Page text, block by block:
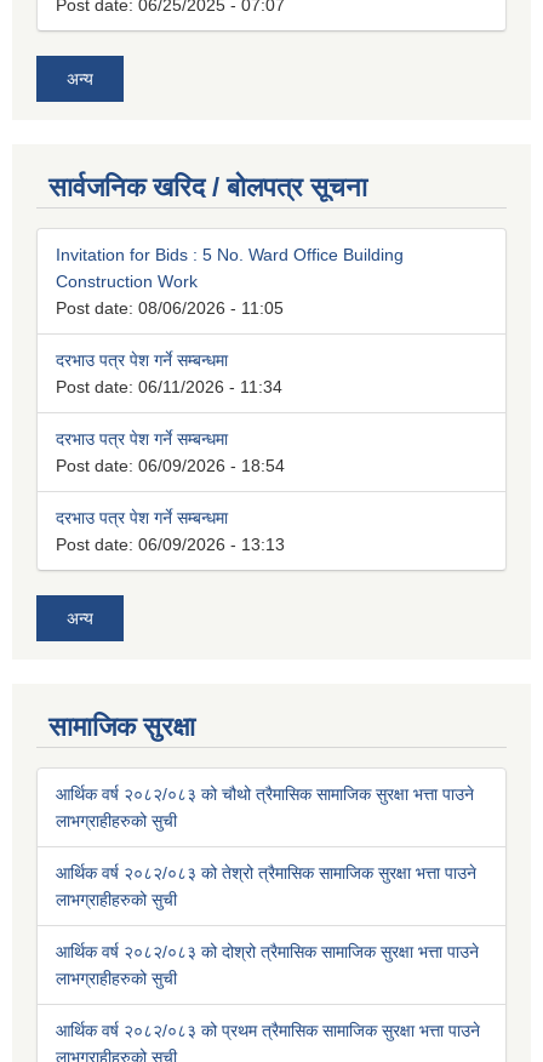
Post date: 06/25/2025 - 07:07
अन्य
सार्वजनिक खरिद / बोलपत्र सूचना
Invitation for Bids : 5 No. Ward Office Building
Construction Work
Post date: 08/06/2026 - 11:05
दरभाउ पत्र पेश गर्ने सम्बन्धमा
Post date: 06/11/2026 - 11:34
दरभाउ पत्र पेश गर्ने सम्बन्धमा
Post date: 06/09/2026 - 18:54
दरभाउ पत्र पेश गर्ने सम्बन्धमा
Post date: 06/09/2026 - 13:13
अन्य
सामाजिक सुरक्षा
आर्थिक वर्ष २०८२/०८३ को चौथो त्रैमासिक सामाजिक सुरक्षा भत्ता पाउने
लाभग्राहीहरुको सुची
आर्थिक वर्ष २०८२/०८३ को तेश्रो त्रैमासिक सामाजिक सुरक्षा भत्ता पाउने
लाभग्राहीहरुको सुची
आर्थिक वर्ष २०८२/०८३ को दोश्रो त्रैमासिक सामाजिक सुरक्षा भत्ता पाउने
लाभग्राहीहरुको सुची
आर्थिक वर्ष २०८२/०८३ को प्रथम त्रैमासिक सामाजिक सुरक्षा भत्ता पाउने
लाभग्राहीहरुको सुची